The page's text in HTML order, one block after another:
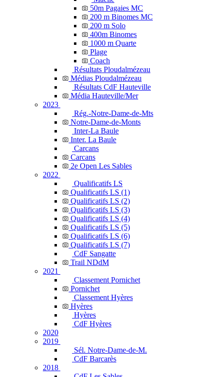
50m Pagaies MC
200 m Binomes MC
200 m Solo
400m Binomes
1000 m Quarte
Plage
Coach
Résultats Ploudalmézeau
Médias Ploudalmézeau
Résultats CdF Hauteville
Média Hauteville/Mer
2023
Rég.-Notre-Dame-de-Mts
Notre-Dame-de-Monts
Inter-La Baule
Inter. La Baule
Carcans
Carcans
2e Open Les Sables
2022
Qualificatifs LS
Qualificatifs LS (1)
Qualificatifs LS (2)
Qualificatifs LS (3)
Qualificatifs LS (4)
Qualificatifs LS (5)
Qualificatifs LS (6)
Qualificatifs LS (7)
CdF Sangatte
Trail NDdM
2021
Classement Pornichet
Pornichet
Classement Hyères
Hyères
Hyères
CdF Hyères
2020
2019
Sél. Notre-Dame-de-M.
CdF Barcarès
2018